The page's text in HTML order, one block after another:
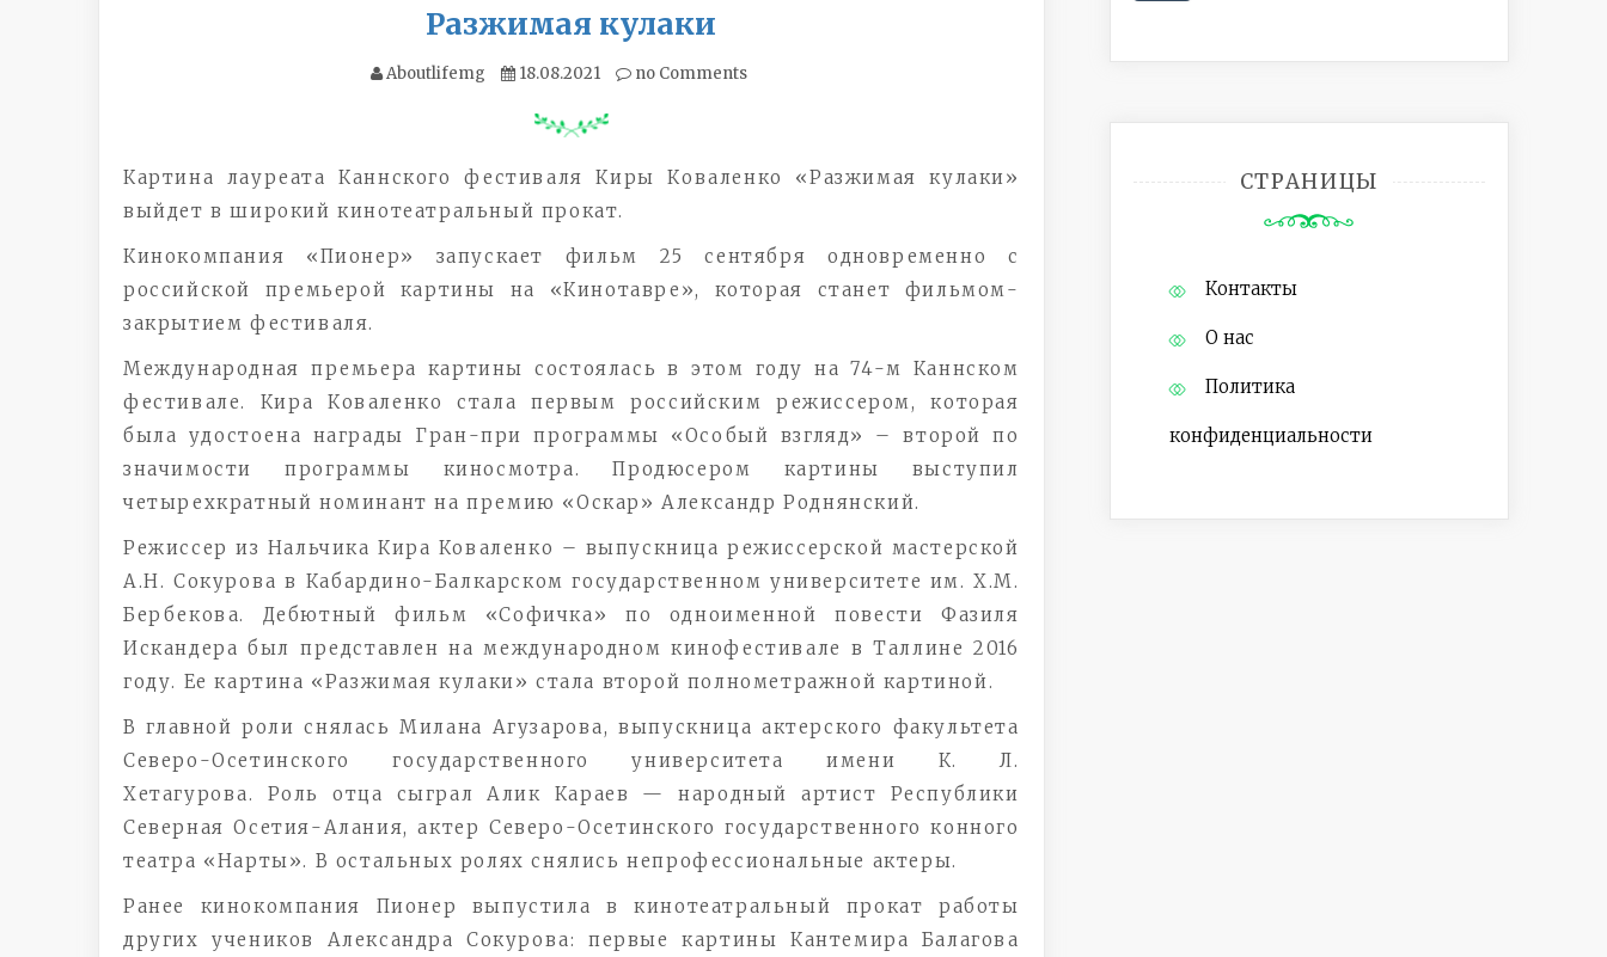
Разжимая кулаки
Aboutlifemg 18.08.2021 no Comments
Картина лауреата Каннского фестиваля Киры Коваленко «Разжимая кулаки»
выйдет в широкий кинотеатральный прокат.
Кинокомпания «Пионер» запускает фильм 25 сентября одновременно с
российской премьерой картины на «Кинотавре», которая станет фильмом-
закрытием фестиваля.
Международная премьера картины состоялась в этом году на 74-м Каннском
фестивале. Кира Коваленко стала первым российским режиссером, которая
была удостоена награды Гран-при программы «Особый взгляд» – второй по
значимости программы киносмотра. Продюсером картины выступил
четырехкратный номинант на премию «Оскар» Александр Роднянский.
Режиссер из Нальчика Кира Коваленко – выпускница режиссерской мастерской
А.Н. Сокурова в Кабардино-Балкарском государственном университете им. Х.М.
Бербекова. Дебютный фильм «Софичка» по одноименной повести Фазиля
Искандера был представлен на международном кинофестивале в Таллине 2016
году. Ее картина «Разжимая кулаки» стала второй полнометражной картиной.
В главной роли снялась Милана Агузарова, выпускница актерского факультета
Северо-Осетинского государственного университета имени К. Л.
Хетагурова. Роль отца сыграл Алик Караев — народный артист Республики
Северная Осетия-Алания, актер Северо-Осетинского государственного конного
театра «Нарты». В остальных ролях снялись непрофессиональные актеры.
Ранее кинокомпания Пионер выпустила в кинотеатральный прокат работы
других учеников Александра Сокурова: первые картины Кантемира Балагова
СТРАНИЦЫ
Контакты
О нас
Политика
конфиденциальности